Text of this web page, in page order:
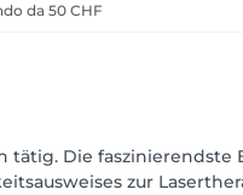
da 50 CHF
Die
zur